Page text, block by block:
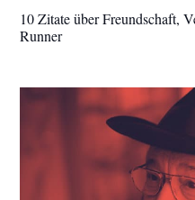
10 Zitate über Freundschaft,
Runner